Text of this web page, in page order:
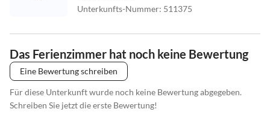
Unterkunfts-Nummer: 511375
Das Ferienzimmer hat noch keine Bewertung
Eine Bewertung schreiben
Für diese Unterkunft wurde noch keine Bewertung abgegeben.
Schreiben Sie jetzt die erste Bewertung!